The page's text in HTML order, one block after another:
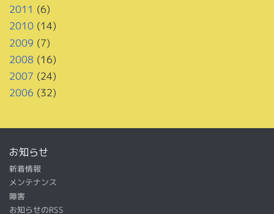
2011 (6)
2010(14)
2009 (7)
2008 (16)
2007 (24)
2006 (32)
お知らせ
新着情報
メンテナンス
障害
お知らせのRSS